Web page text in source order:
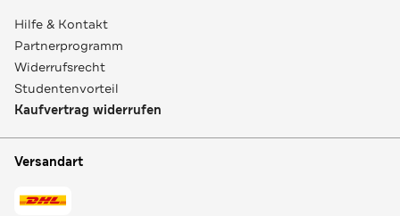
Hilfe & Kontakt
Partnerprogramm
Widerrufsrecht
Studentenvorteil
Kaufvertrag widerrufen
Versandart